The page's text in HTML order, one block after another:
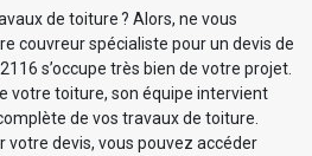
de toiture ? Alors, ne vous
couvreur spécialiste pour un devis de
s’occupe très bien de votre projet.
votre toiture, son équipe intervient
de vos travaux de toiture.
votre devis, vous pouvez accéder